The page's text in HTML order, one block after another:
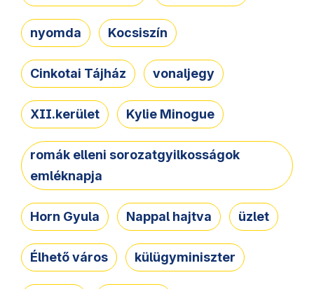
nyomda Kocsiszín
Cinkotai Tájház vonaljegy
XII.kerület Kylie Minogue
romák elleni sorozatgyilkosságok
emléknapja
Horn Gyula Nappal hajtva üzlet
Élhető város külügyminiszter